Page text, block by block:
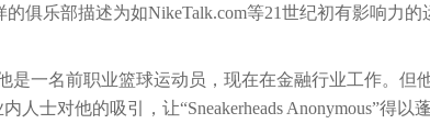
的俱乐部描述为如NikeTalk.com等21世纪初有影响力的
是一名前职业篮球运动员，现在在金融行业工作。但
人士对他的吸引，让“Sneakerheads Anonymous”得以